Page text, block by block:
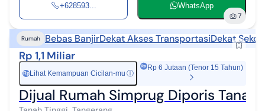
+628593... WhatsApp
7
Rumah Bebas BanjirDekat Akses TransportasiDekat
Rp 1,1 Miliar
Rp Lihat Kemampuan Cicilan-mu ⓘ
Rp 6 Jutaan (Tenor 15 Tahun)
Dijual Rumah Simprug Diporis Tanah